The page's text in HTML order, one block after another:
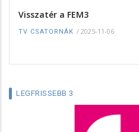
Visszatér a FEM3
TV CSATORNÁK / 2025-11-06
LEGFRISSEBB 3